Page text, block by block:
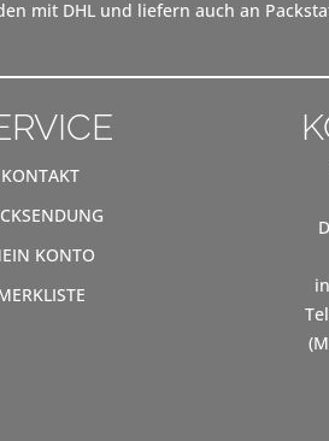
mit DHL und liefern auch an
KONTAKT
KONTO